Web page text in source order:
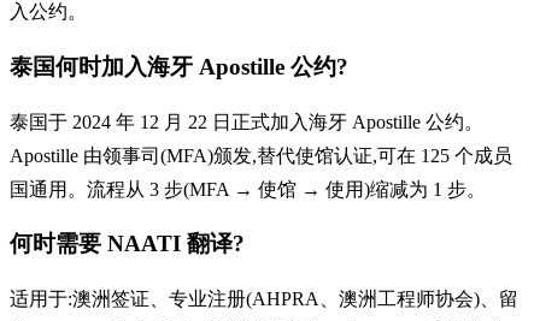
入公约。
泰国何时加入海牙 Apostille 公约?
泰国于 2024 年 12 月 22 日正式加入海牙 Apostille 公约。
Apostille 由领事司(MFA)颁发,替代使馆认证,可在 125 个成员
国通用。流程从 3 步(MFA → 使馆 → 使用)缩减为 1 步。
何时需要 NAATI 翻译?
适用于:澳洲签证、专业注册(AHPRA、澳洲工程师协会)、留